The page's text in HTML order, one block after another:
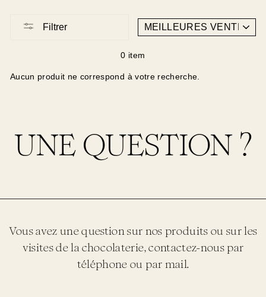
Filtrer APPLIQUER
0 item
Aucun produit ne correspond à votre recherche.
UNE QUESTION ?
Vous avez une question sur nos produits ou sur les
visites de la chocolaterie, contactez-nous par
téléphone ou par mail.